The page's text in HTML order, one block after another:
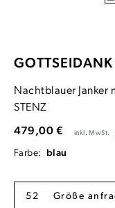
GOTTSEIDANK
Nachtblauer Janker
STENZ
479,00 € inkl. MwSt.
Farbe: blau
52 Größe